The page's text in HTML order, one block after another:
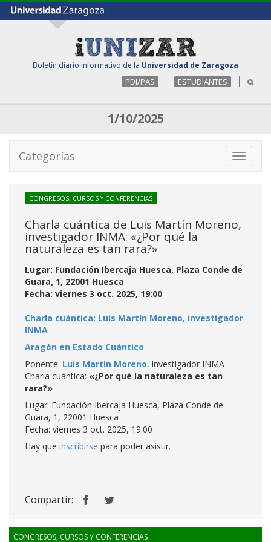
Boletín diario informativo de la Universidad de Zaragoza
PDI/PAS ESTUDIANTES
1/10/2025
Toggle
Categorías
CONGRESOS, CURSOS Y CONFERENCIAS
Charla cuántica de Luis Martín Moreno,
investigador INMA: «¿Por qué la
naturaleza es tan rara?»
Lugar: Fundación Ibercaja Huesca, Plaza Conde de
Guara, 1, 22001 Huesca
Fecha: viernes 3 oct. 2025, 19:00
Charla cuántica: Luis Martín Moreno, investigador
INMA
Aragón en Estado Cuántico
Ponente: Luis Martín Moreno, investigador INMA
Charla cuántica: «¿Por qué la naturaleza es tan
rara?»
Lugar: Fundación Ibercaja Huesca, Plaza Conde de
Guara, 1, 22001 Huesca
Fecha: viernes 3 oct. 2025, 19:00
Hay que inscribirse para poder asistir.
Compartir:
CONGRESOS, CURSOS Y CONFERENCIAS